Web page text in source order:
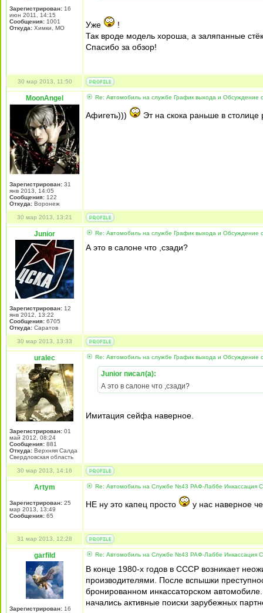
Зарегистрирован: 16
июн 2011, 14:15
Сообщения: 1001
Откуда: Химки, МО Уже
!
Так вроде модель хороша, а заляпанные
Спасибо за обзор!
30 мар 2013, 11:50
MoonAngel
Зарегистрирован: 31
янв 2013, 14:05
Сообщения: 122
Откуда: Воронеж
Re: Автомобиль на службе График выхода и Обсуждение
Афигеть))) Эт на скока раньше в
30 мар 2013, 13:21
Junior
Зарегистрирован: 12
янв 2012, 13:22
Сообщения: 6705
Откуда: Cаратов
Re: Автомобиль на службе График выхода и Обсуждение
А это в салоне что ,сзади?
30 мар 2013, 13:33
uralec
Зарегистрирован: 01
май 2012, 08:24
Сообщения: 881
Откуда: Верхняя Салда
Свердловская область
Re: Автомобиль на службе График выхода и Обсуждение
Junior писал(а):
А это в салоне что ,сзади?
Имитация сейфа наверное.
30 мар 2013, 14:16
Artym
Зарегистрирован: 25
мар 2013, 13:49
Сообщения: 65
Re: Автомобиль на Службе №43 РАФ-Лаббе Инкассация
НЕ ну это капец просто у нас наверное
31 мар 2013, 12:28
garfild
Зарегистрирован: 16
Re: Автомобиль на Службе №43 РАФ-Лаббе Инкассация
В конце 1980-х годов в СССР возникает
производителями. После вспышки
бронированном инкассаторском
начались активные поиски зарубежных